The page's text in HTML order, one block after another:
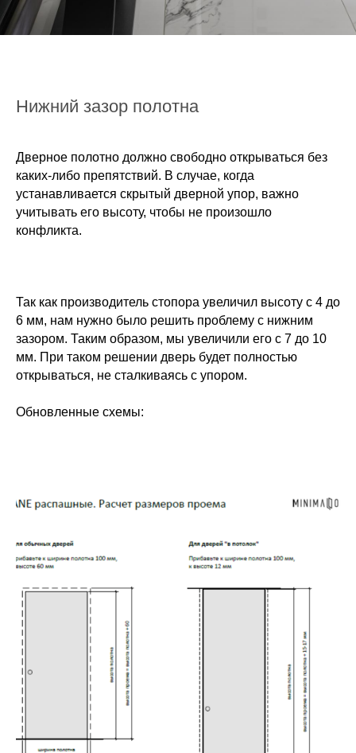
Нижний зазор полотна
Дверное полотно должно свободно открываться без
каких-либо препятствий. В случае, когда
устанавливается скрытый дверной упор, важно
учитывать его высоту, чтобы не произошло
конфликта.
Так как производитель стопора увеличил высоту с 4 до
6 мм, нам нужно было решить проблему с нижним
зазором. Таким образом, мы увеличили его с 7 до 10
мм. При таком решении дверь будет полностью
открываться, не сталкиваясь с упором.
Обновленные схемы: